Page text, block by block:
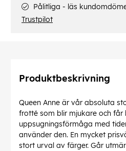
Pålitliga - läs
Trustpilot
Produktbeskrivning
Queen Anne är vår absoluta
frotté som blir mjukare och får
uppsugningsförmåga med
använder den. En mycket
stort urval av färger. Går